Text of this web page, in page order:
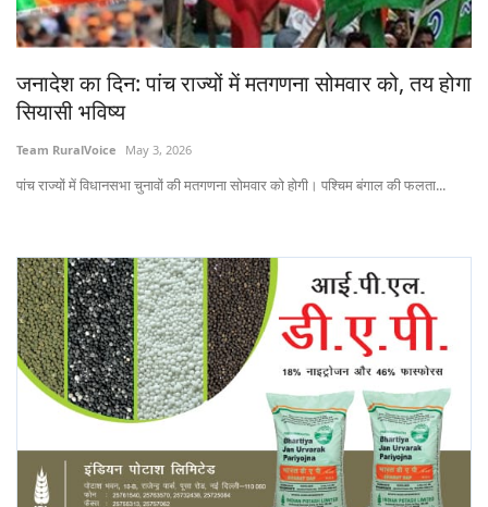
States
Events
Agribusiness
Cooperatives
International
Rural Dialogue
Ground Report
Rural Connect
जनादेश का दिन: पांच राज्यों में मतगणना सोमवार को, तय होगा
सियासी भविष्य
Team RuralVoice May 3, 2026
पांच राज्यों में विधानसभा चुनावों की मतगणना सोमवार को होगी। पश्चिम बंगाल की फलता...